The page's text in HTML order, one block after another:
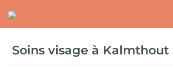
Soins visage à Kalmthout